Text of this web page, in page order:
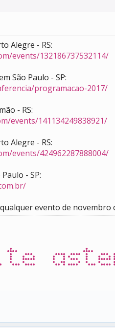
Alegre - RS:
events/132186737532114/
São Paulo - SP:
programacao-2017/
- RS:
events/141134249838921/
Alegre - RS:
events/424962287888004/
- SP:
evento de novembro